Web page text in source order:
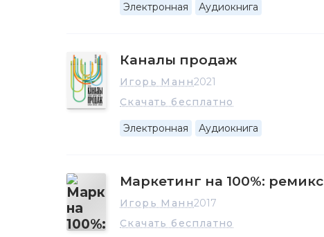
Электронная Аудиокнига
Каналы продаж
Игорь Манн2021
Скачать бесплатно
Электронная Аудиокнига
Маркетинг на 100%: ремикс
Игорь Манн2017
Скачать бесплатно